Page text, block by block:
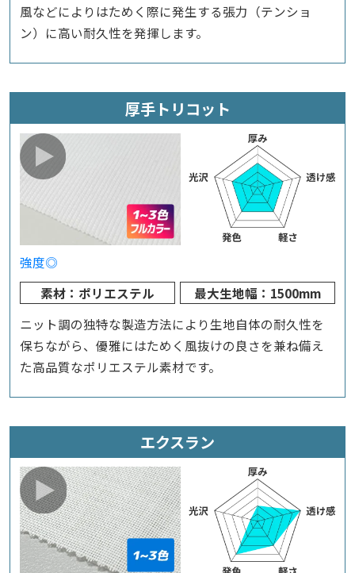
風などによりはためく際に発生する張力（テンショ
ン）に高い耐久性を発揮します。
厚手トリコット
強度◎
素材：ポリエステル
最大生地幅：1500mm
ニット調の独特な製造方法により生地自体の耐久性を
保ちながら、優雅にはためく風抜けの良さを兼ね備え
た高品質なポリエステル素材です。
エクスラン